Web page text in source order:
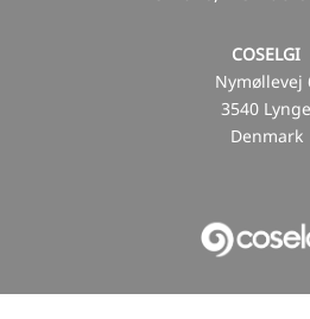
COSELGI
Nymøllevej
3540 Lynge
Denmark